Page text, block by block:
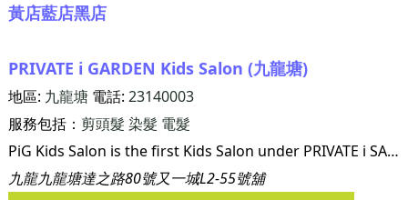
黃店藍店黑店
PRIVATE i GARDEN Kids Salon (九龍塘)
地區: 九龍塘電話: 23140003
服務包括： 剪頭髮 染髮 電髮
PiG Kids Salon is the first Kids Salon under PRIVATE i SALON GROUP as a one-stop hair care and beauty store where babies and kids are groomed by our professionals. It is like a playroom offering a fun and comfortable environment for the little ones to experience hair-doing, styling and manicuring services. Upon entering PiG Kids Salon, parents and kids are stepping into an enchanted garden filled with lovely piggy-character seats, decors, music, movies and games. Our young little customers will thoroughly enjoy this amazing playground with laughter while having our professional services. Meanwhile, shopping experience is available in our waiting area, which is also a retail corner, as parents can select the hair care products, hair accessories, gifts and charms for the little ones.
九龍九龍塘達之路80號又一城L2-55號舖